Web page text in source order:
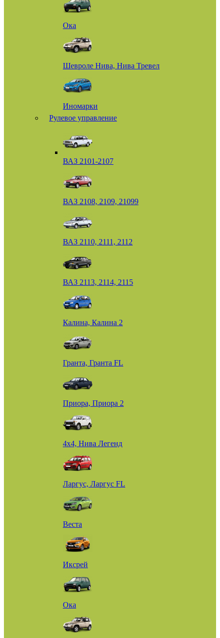
Ока
Шевроле Нива, Нива Тревел
Иномарки
Рулевое управление
ВАЗ 2101-2107
ВАЗ 2108, 2109, 21099
ВАЗ 2110, 2111, 2112
ВАЗ 2113, 2114, 2115
Калина, Калина 2
Гранта, Гранта FL
Приора, Приора 2
4х4, Нива Легенд
Ларгус, Ларгус FL
Веста
Иксрей
Ока